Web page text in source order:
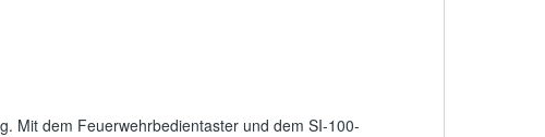
Mit dem Feuerwehrbedientaster und dem SI-100-